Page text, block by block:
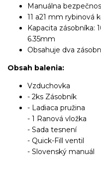
Manuálna
11 a21 mm rybinová
Kapacita zásobníka:
6.35mm
Obsahuje dva
Obsah balenia:
Vzduchovka
- 2ks Zásobník
- Ladiaca pružina
- 1 Ranová vložka
- Sada tesnení
- Quick-Fill ventil
- Slovenský manuál